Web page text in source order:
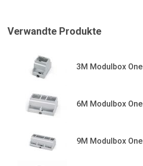
Verwandte Produkte
3M Modulbox One
6M Modulbox One
9M Modulbox One